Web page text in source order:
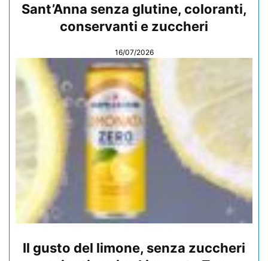
Sant’Anna senza glutine, coloranti,
conservanti e zuccheri
16/07/2026
Il gusto del limone, senza zuccheri